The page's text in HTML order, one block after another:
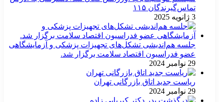
تماس‌گیرندگان ۱۱۵
3 ژانویه 2025
جلسه هم‌اندیشی تشکل‌های تجهیزات پزشکی و آزمایشگاهی
عضو فدراسیون اقتصاد سلامت برگزار شد.
29 نوامبر 2024
ریاست جدید اتاق بازرگانی تهران
29 نوامبر 2024